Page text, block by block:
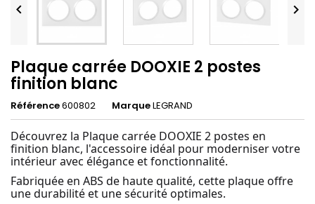
 
Plaque carrée DOOXIE 2 postes
finition blanc
Référence600802 MarqueLEGRAND
Découvrez la Plaque carrée DOOXIE 2 postes en
finition blanc, l'accessoire idéal pour moderniser votre
intérieur avec élégance et fonctionnalité.
Fabriquée en ABS de haute qualité, cette plaque offre
une durabilité et une sécurité optimales.